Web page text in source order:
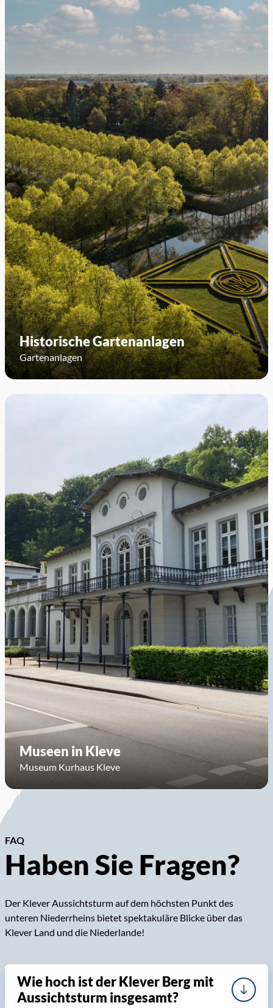
Historische Gartenanlagen
Gartenanlagen
Museen in Kleve
Museum Kurhaus Kleve
FAQ
Haben Sie Fragen?
Der Klever Aussichtsturm auf dem höchsten Punkt des
unteren Niederrheins bietet spektakuläre Blicke über das
Klever Land und die Niederlande!
Wie hoch ist der Klever Berg mit
Aussichtsturm insgesamt?